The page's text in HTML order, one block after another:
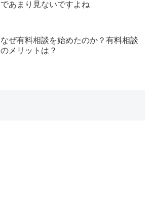
であまり見ないですよね
なぜ有料相談を始めたのか？有料相談
のメリットは？